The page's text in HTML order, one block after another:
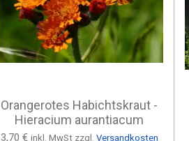
Orangerotes Habichtskraut -
Hieracium aurantiacum
3,70 € inkl. MwSt zzgl. Versandkosten